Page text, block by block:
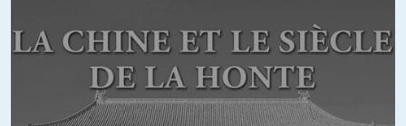
La voie non-darwinienne est que le plus faible gagne?
ALERTER